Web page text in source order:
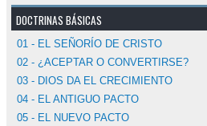
DOCTRINAS BÁSICAS
01 - EL SEÑORÍO DE CRISTO
02 - ¿ACEPTAR O CONVERTIRSE?
03 - DIOS DA EL CRECIMIENTO
04 - EL ANTIGUO PACTO
05 - EL NUEVO PACTO